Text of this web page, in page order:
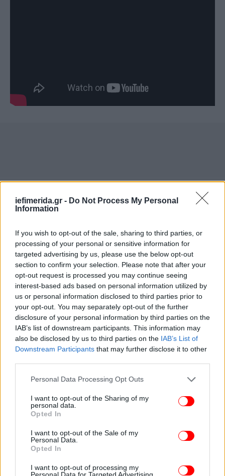
iefimerida.gr - Do Not Process My Personal
Information
If you wish to opt-out of the sale, sharing to third parties, or
processing of your personal or sensitive information for
targeted advertising by us, please use the below opt-out
section to confirm your selection. Please note that after your
opt-out request is processed you may continue seeing
interest-based ads based on personal information utilized by
us or personal information disclosed to third parties prior to
your opt-out. You may separately opt-out of the further
disclosure of your personal information by third parties on the
IAB’s list of downstream participants. This information may
also be disclosed by us to third parties on the IAB’s List of
Downstream Participants that may further disclose it to other
Please note that this website/app uses one or more Google
not limited to your visit or usage behaviour. You may click to
grant or deny consent to Google and its third-party tags to
use your data for below specified purposes in below Google
consent section.
Personal Data Processing Opt Outs
I want to opt-out of the Sharing of my
personal data.
Opted In
I want to opt-out of the Sale of my
Personal Data.
Opted In
I want to opt-out of processing my
Personal Data for Targeted Advertising.